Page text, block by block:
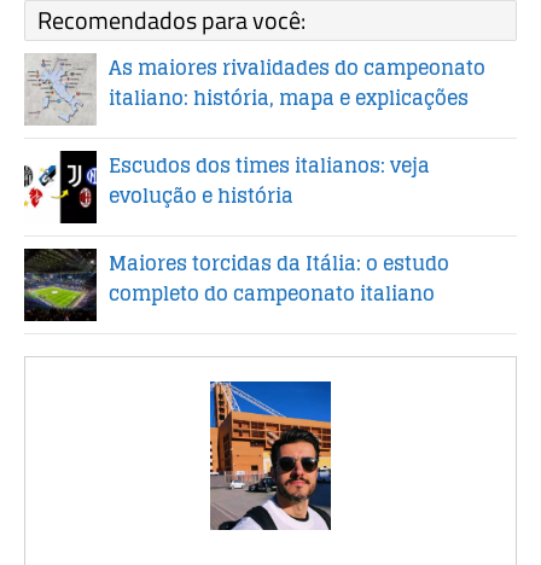
Recomendados para você:
As maiores rivalidades do campeonato
italiano: história, mapa e explicações
Escudos dos times italianos: veja
evolução e história
Maiores torcidas da Itália: o estudo
completo do campeonato italiano